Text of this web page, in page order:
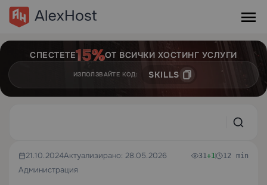
СПЕСТЕТЕ ОТ ВСИЧКИ ХОСТИНГ УСЛУГИ
ИЗПОЛЗВАЙТЕ КОД: SKILLS
21.10.2024Актуализирано: 28.05.2026
Администрация
31+1 12 min